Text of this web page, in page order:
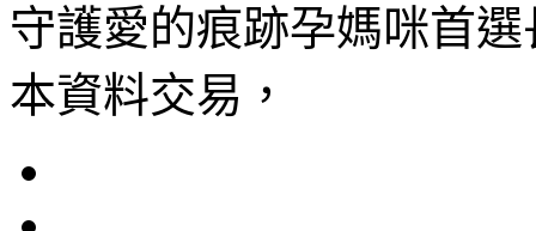
守護愛的痕跡孕媽咪首
本資料交易，